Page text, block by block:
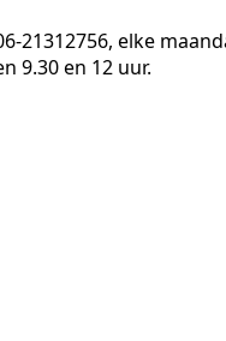
21312756, elke
9.30 en 12 uur.